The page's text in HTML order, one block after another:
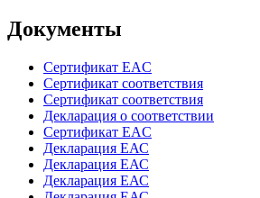
Документы
Сертификат EAC
Сертификат соответствия
Сертификат соответствия
Декларация о соответствии
Сертификат EAC
Декларация ЕАС
Декларация ЕАС
Декларация ЕАС